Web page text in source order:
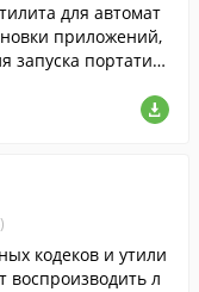
для автомат
приложений,
запуска портатив
кодеков и утили
воспроизводить л